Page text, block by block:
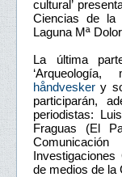
cultural’
Ciencias de la
Laguna Mª
La última
håndvesker y
participarán,
periodistas:
Fraguas (El
de medios de la